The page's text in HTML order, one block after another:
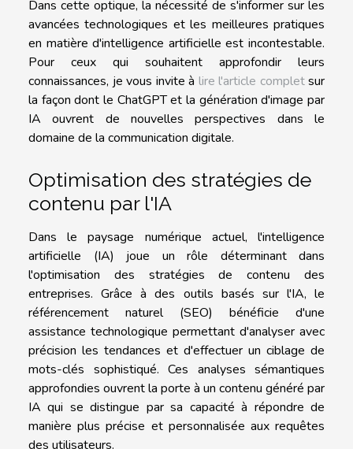
Dans cette optique, la nécessité de s'informer sur les
avancées technologiques et les meilleures pratiques
en matière d'intelligence artificielle est incontestable.
Pour ceux qui souhaitent approfondir leurs
connaissances, je vous invite à lire l'article completsur
la façon dont le ChatGPT et la génération d'image par
IA ouvrent de nouvelles perspectives dans le
domaine de la communication digitale.
Optimisation des stratégies de
contenu par l'IA
Dans le paysage numérique actuel, l'intelligence
artificielle (IA) joue un rôle déterminant dans
l'optimisation des stratégies de contenu des
entreprises. Grâce à des outils basés sur l'IA, le
référencement naturel (SEO) bénéficie d'une
assistance technologique permettant d'analyser avec
précision les tendances et d'effectuer un ciblage de
mots-clés sophistiqué. Ces analyses sémantiques
approfondies ouvrent la porte à un contenu généré par
IA qui se distingue par sa capacité à répondre de
manière plus précise et personnalisée aux requêtes
des utilisateurs.